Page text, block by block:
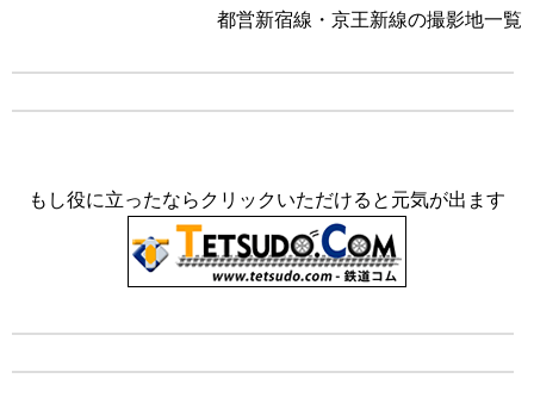
都営新宿線・京王新線の撮影地一覧
もし役に立ったならクリックいただけると元気が出ます